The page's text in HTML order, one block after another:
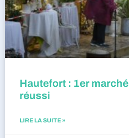
Hautefort : 1er marché
réussi
LIRE LA SUITE »